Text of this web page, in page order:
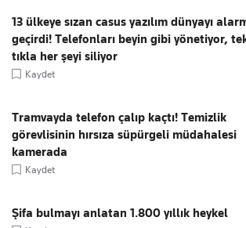
13 ülkeye sızan casus yazılım dünyayı
geçirdi! Telefonları beyin gibi yönetiyor,
tıkla her şeyi siliyor
Kaydet
Tramvayda telefon çalıp kaçtı! Temizlik
görevlisinin hırsıza süpürgeli müdahalesi
kamerada
Kaydet
Şifa bulmayı anlatan 1.800 yıllık heykel